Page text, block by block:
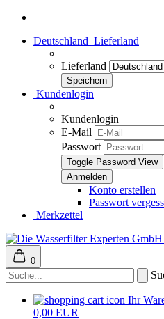
Deutschland Lieferland
Lieferland
Kundenlogin
Kundenlogin
E-Mail
Passwort
Toggle Password View
Konto erstellen
Passwort
Merkzettel
0
Ihr
0,00 EUR